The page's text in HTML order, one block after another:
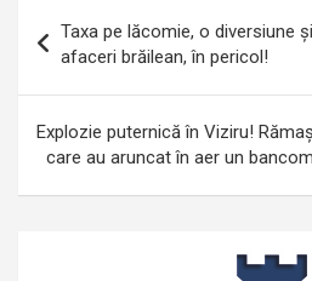
în
articole
Taxa pe lăcomie, o diversiune
afaceri brăilean, în pericol!
Explozie puternică în Viziru!
care au aruncat în aer un